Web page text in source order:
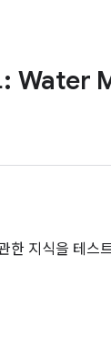
: Water
한 지식을 테스